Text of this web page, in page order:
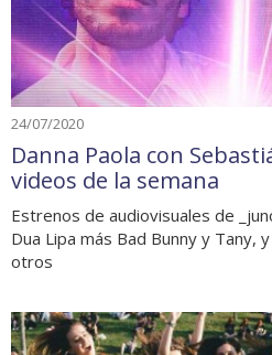
24/07/2020
Danna Paola con
videos de la semana
Estrenos de audiovisuales de
Dua Lipa más Bad Bunny y Tany,
otros